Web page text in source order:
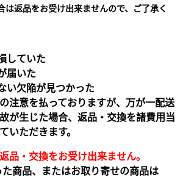
は返品をお受け出来ませんので、ご了承く
していた
届いた
い欠陥が見つかった
注意を払っておりますが、万が一配送
が生じた場合、返品・交換を諸費用当
いただきます。
品・交換をお受け出来ません｡
商品、またはお取り寄せの商品は